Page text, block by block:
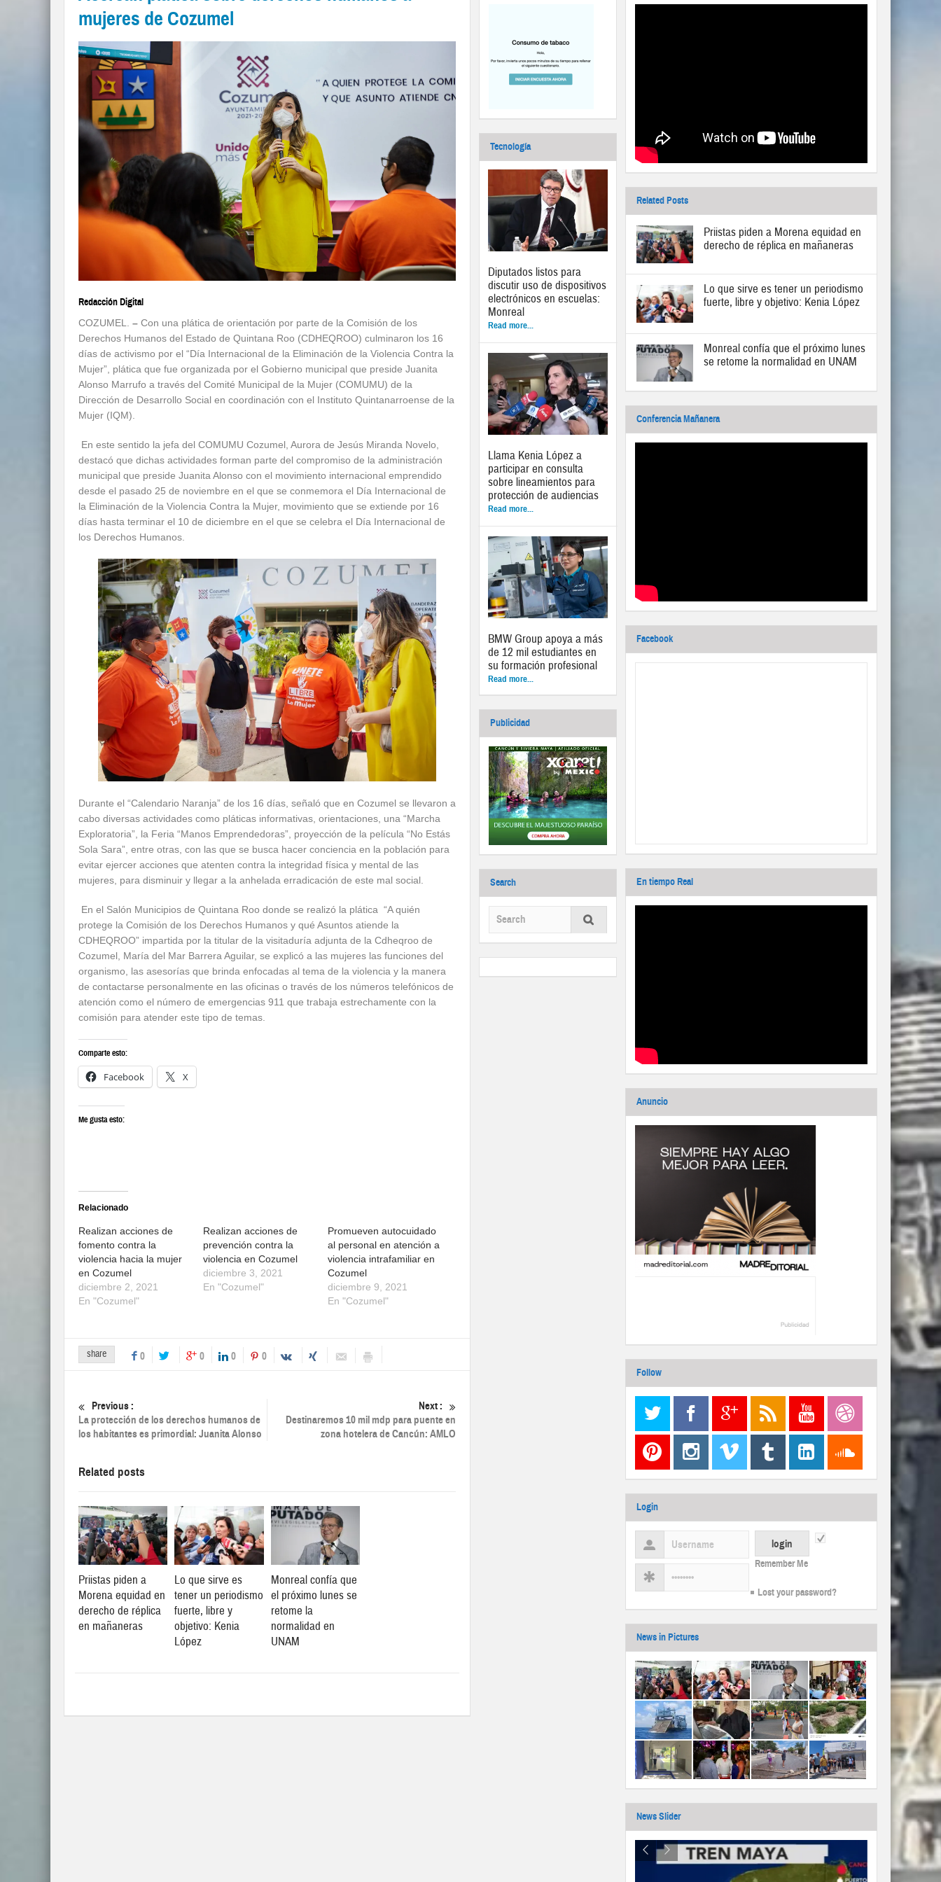
mujeres de Cozumel
Redacción Digital
COZUMEL. – Con una plática de orientación por parte de la Comisión de los
Derechos Humanos del Estado de Quintana Roo (CDHEQROO) culminaron los 16
días de activismo por el “Día Internacional de la Eliminación de la Violencia Contra la
Mujer”, plática que fue organizada por el Gobierno municipal que preside Juanita
Alonso Marrufo a través del Comité Municipal de la Mujer (COMUMU) de la
Dirección de Desarrollo Social en coordinación con el Instituto Quintanarroense de la
Mujer (IQM).
En este sentido la jefa del COMUMU Cozumel, Aurora de Jesús Miranda Novelo,
destacó que dichas actividades forman parte del compromiso de la administración
municipal que preside Juanita Alonso con el movimiento internacional emprendido
desde el pasado 25 de noviembre en el que se conmemora el Día Internacional de
la Eliminación de la Violencia Contra la Mujer, movimiento que se extiende por 16
días hasta terminar el 10 de diciembre en el que se celebra el Día Internacional de
los Derechos Humanos.
Durante el “Calendario Naranja” de los 16 días, señaló que en Cozumel se llevaron a
cabo diversas actividades como pláticas informativas, orientaciones, una “Marcha
Exploratoria”, la Feria “Manos Emprendedoras”, proyección de la película “No Estás
Sola Sara”, entre otras, con las que se busca hacer conciencia en la población para
evitar ejercer acciones que atenten contra la integridad física y mental de las
mujeres, para disminuir y llegar a la anhelada erradicación de este mal social.
En el Salón Municipios de Quintana Roo donde se realizó la plática “A quién
protege la Comisión de los Derechos Humanos y qué Asuntos atiende la
CDHEQROO” impartida por la titular de la visitaduría adjunta de la Cdheqroo de
Cozumel, María del Mar Barrera Aguilar, se explicó a las mujeres las funciones del
organismo, las asesorías que brinda enfocadas al tema de la violencia y la manera
de contactarse personalmente en las oficinas o través de los números telefónicos de
atención como el número de emergencias 911 que trabaja estrechamente con la
comisión para atender este tipo de temas.
Comparte esto:
Facebook X
Me gusta esto:
Relacionado
Realizan acciones de
fomento contra la
violencia hacia la mujer
en Cozumel
diciembre 2, 2021
En "Cozumel"
Realizan acciones de
prevención contra la
violencia en Cozumel
diciembre 3, 2021
En "Cozumel"
Promueven autocuidado
al personal en atención a
violencia intrafamiliar en
Cozumel
diciembre 9, 2021
En "Cozumel"
share 0 0 0 0
Previous :
La protección de los derechos humanos de
los habitantes es primordial: Juanita Alonso
Next :
Destinaremos 10 mil mdp para puente en
zona hotelera de Cancún: AMLO
Related posts
Priistas piden a
Morena equidad en
derecho de réplica
en mañaneras
Lo que sirve es
tener un periodismo
fuerte, libre y
objetivo: Kenia
López
Monreal confía que
el próximo lunes se
retome la
normalidad en
UNAM
Tecnología
Diputados listos para
discutir uso de dispositivos
electrónicos en escuelas:
Monreal
Read more...
Llama Kenia López a
participar en consulta
sobre lineamientos para
protección de audiencias
Read more...
BMW Group apoya a más
de 12 mil estudiantes en
su formación profesional
Read more...
Publicidad
Search
Related Posts
Priistas piden a Morena equidad en
derecho de réplica en mañaneras
Lo que sirve es tener un periodismo
fuerte, libre y objetivo: Kenia López
Monreal confía que el próximo lunes
se retome la normalidad en UNAM
Conferencia Mañanera
Facebook
En tiempo Real
Anuncio
Follow
Login
Remember Me
Lost your password?
News in Pictures
News Slider